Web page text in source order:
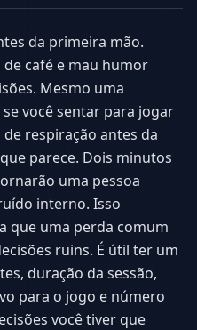
da primeira mão.
de café e mau humor
Mesmo uma
você sentar para jogar
respiração antes da
parece. Dois minutos
uma pessoa
interno. Isso
que uma perda comum
ruins. É útil ter um
duração da sessão,
para o jogo e número
você tiver que